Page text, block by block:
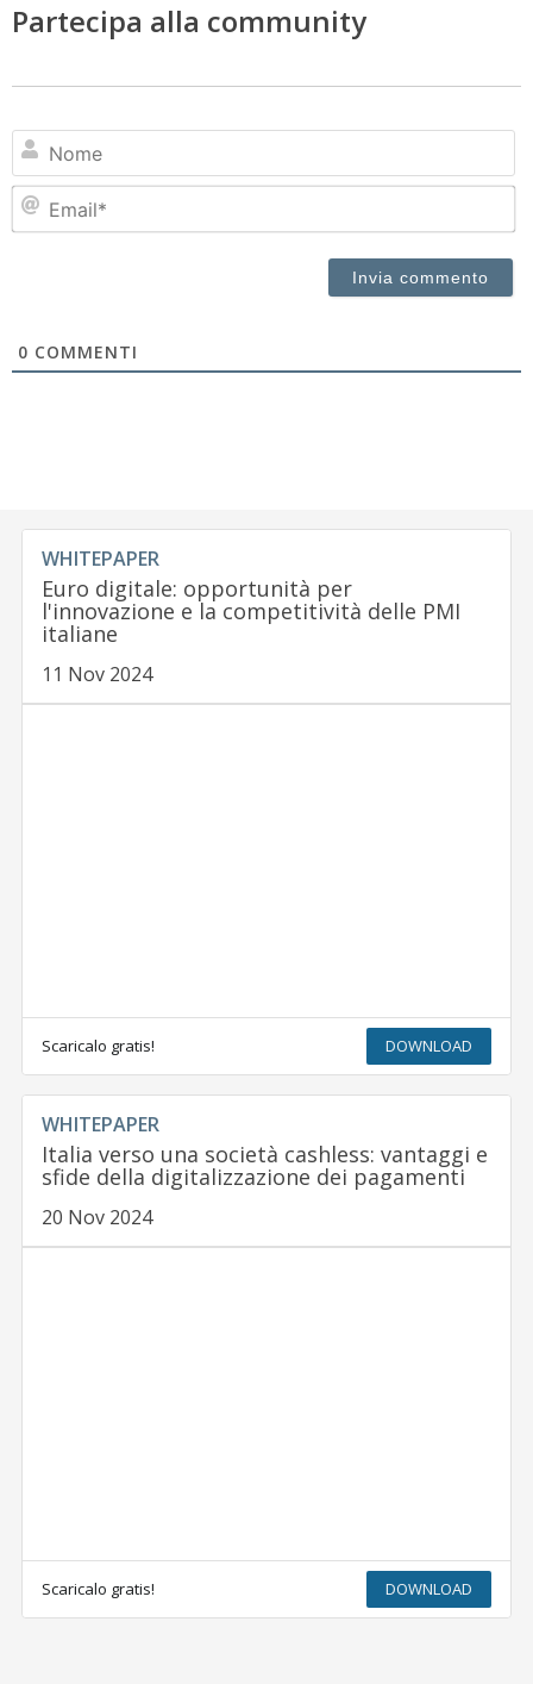
Partecipa alla community
0 COMMENTI
WHITEPAPER
Euro digitale: opportunità per
l'innovazione e la competitività delle PMI
italiane
11 Nov 2024
Scaricalo gratis! DOWNLOAD
WHITEPAPER
Italia verso una società cashless: vantaggi e
sfide della digitalizzazione dei pagamenti
20 Nov 2024
Scaricalo gratis! DOWNLOAD